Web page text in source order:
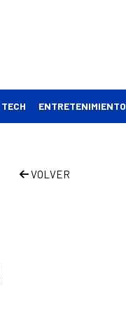
TECH ENTRETENIMIENTO
VOLVER